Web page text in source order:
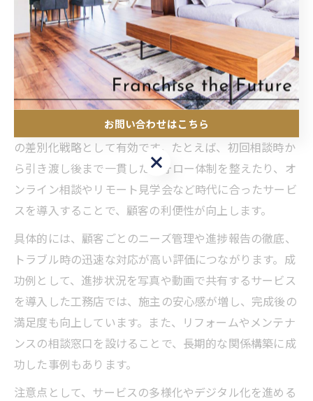
す。短期的な利益を求めて品質を軽視すると、結果的に
クレーム増加や評判悪化を招くリスクがあるため、経営
判断は慎重に行う必要があります。
顧客満足を高める工務店経営のサービス改革
顧客満足度を高めるためのサービス改革は、工務店経営
の差別化戦略として有効です。たとえば、初回相談時か
ら引き渡し後まで一貫したフォロー体制を整えたり、オ
ンライン相談やリモート見学会など時代に合ったサービ
スを導入することで、顧客の利便性が向上します。
具体的には、顧客ごとのニーズ管理や進捗報告の徹底、
トラブル時の迅速な対応が高い評価につながります。成
功例として、進捗状況を写真や動画で共有するサービス
を導入した工務店では、施主の安心感が増し、完成後の
満足度も向上しています。また、リフォームやメンテナ
ンスの相談窓口を設けることで、長期的な関係構築に成
功した事例もあります。
注意点として、サービスの多様化やデジタル化を進める
お問い合わせはこちら
お問い合わせはこちら